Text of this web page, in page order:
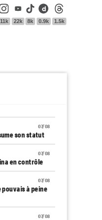
Instagram
11k
Youtube
22k
Tik Tok
8k
Dailymotion
0.9k 1.5k
07/08
son statut
07/08
en contrôle
07/08
à peine
07/08